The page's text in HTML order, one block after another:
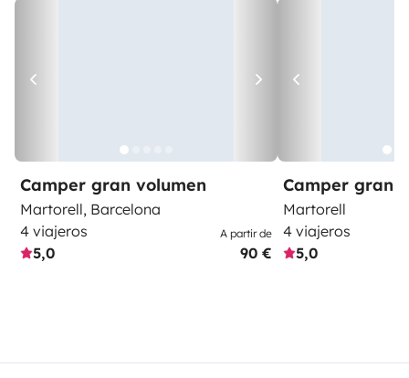
Camper gran volumen
Martorell, Barcelona
4 viajeros
5,0
A partir de
90 €
Camper gran
Martorell
4 viajeros
5,0